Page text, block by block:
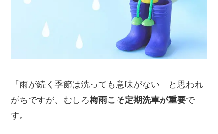
「雨が続く季節は洗っても意味がない」と思われ
がちですが、むしろ梅雨こそ定期洗車が重要で
す。